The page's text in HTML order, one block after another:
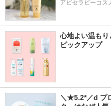
アピセラピーコス
心地よい温も
ピックアップ
＼★5.2*／d プ